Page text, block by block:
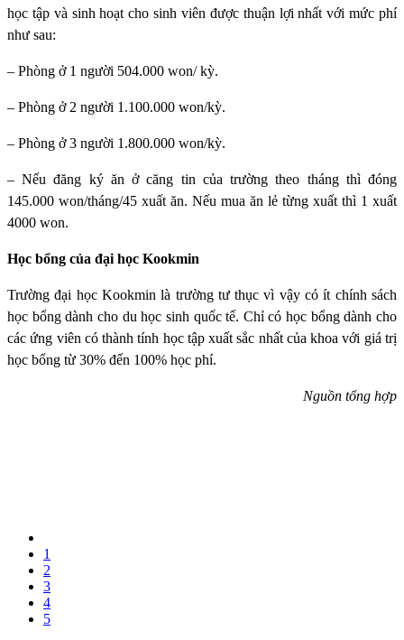
học tập và sinh hoạt cho sinh viên được thuận lợi nhất với mức phí
như sau:
– Phòng ở 1 người 504.000 won/ kỳ.
– Phòng ở 2 người 1.100.000 won/kỳ.
– Phòng ở 3 người 1.800.000 won/kỳ.
– Nếu đăng ký ăn ở căng tin của trường theo tháng thì đóng
145.000 won/tháng/45 xuất ăn. Nếu mua ăn lẻ từng xuất thì 1 xuất
4000 won.
Học bổng của đại học Kookmin
Trường đại học Kookmin là trường tư thục vì vậy có ít chính sách
học bổng dành cho du học sinh quốc tế. Chỉ có học bổng dành cho
các ứng viên có thành tính học tập xuất sắc nhất của khoa với giá trị
học bổng từ 30% đến 100% học phí.
Nguồn tổng hợp
1
2
3
4
5